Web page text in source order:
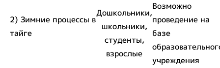
2) Зимние процессы в
тайге
Дошкольники,
школьники,
студенты,
взрослые
Возможно
проведение на
базе
учреждения